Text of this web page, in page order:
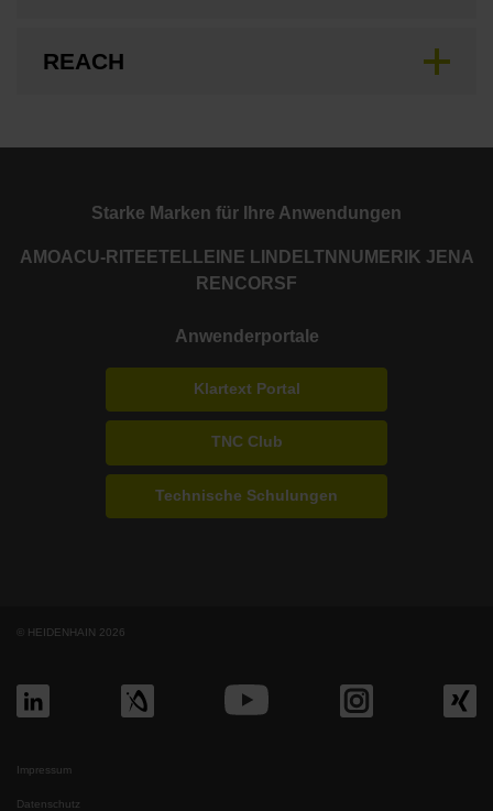
REACH
Starke Marken für Ihre Anwendungen
AMOACU-RITE ETEL LEINE LINDE LTN NUMERIK JENA
RENCORSF
Anwenderportale
Klartext Portal
TNC Club
Technische Schulungen
© HEIDENHAIN 2026
Impressum
Datenschutz